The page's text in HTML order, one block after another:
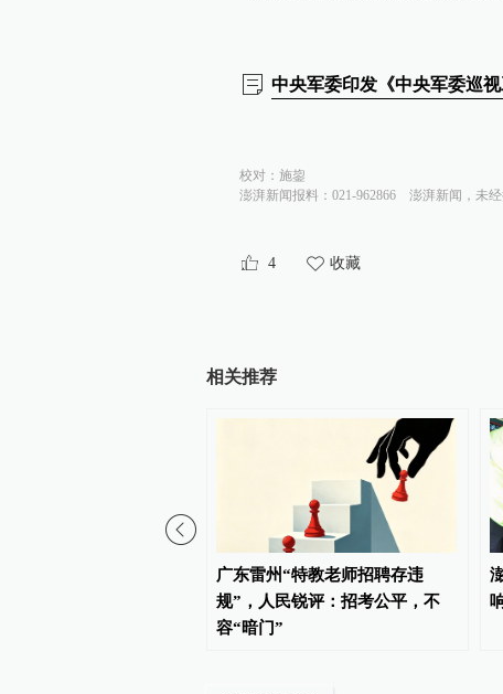
中央军委印发《中央军委巡
校对： 施鋆
澎湃新闻报料：021-962866
澎湃新闻，未
4 收藏
相关推荐
广东雷州“特教老师招聘存违
规”，人民锐评：招考公平，不
容“暗门”